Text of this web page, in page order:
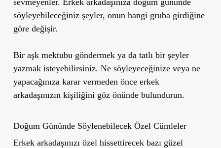
söyleyebileceğiniz şeyler, onun hangi gruba girdiğine
göre değişir.
Bir aşk mektubu göndermek ya da tatlı bir şeyler
yazmak isteyebilirsiniz. Ne söyleyeceğinize veya ne
yapacağınıza karar vermeden önce erkek
arkadaşınızın kişiliğini göz önünde bulundurun.
Doğum Gününde Söylenebilecek Özel Cümleler
Erkek arkadaşınızı özel hissettirecek bazı güzel